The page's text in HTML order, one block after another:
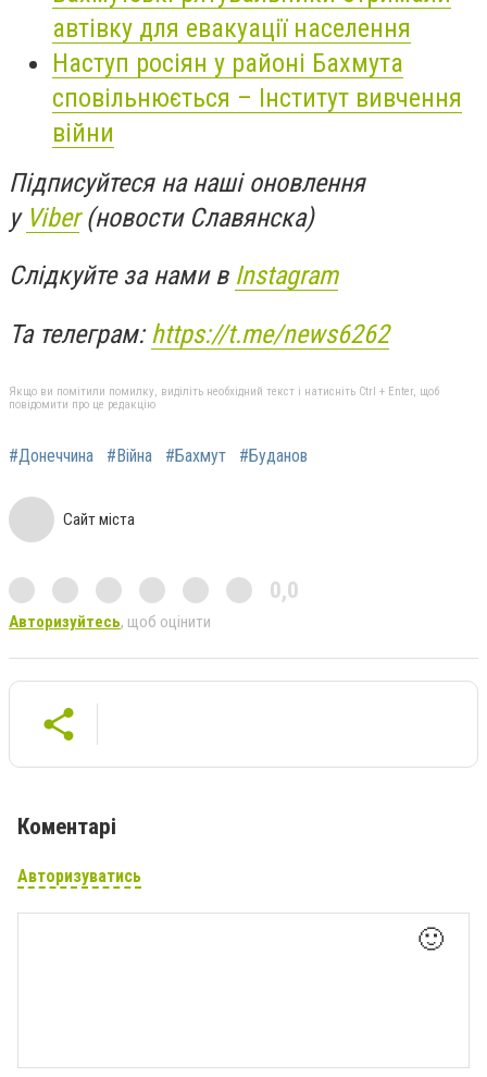
автівку для евакуації населення
Наступ росіян у районі Бахмута
сповільнюється – Інститут вивчення
війни
Підписуйтеся на наші оновлення
у Viber(новости Славянска)
Слідкуйте за нами в Instagram
Та телеграм:https://t.me/news6262
Якщо ви помітили помилку, виділіть необхідний текст і натисніть Ctrl + Enter, щоб
повідомити про це редакцію
#Донеччина #Війна #Бахмут #Буданов
Сайт міста
0,0
Авторизуйтесь, щоб оцінити
Коментарі
Авторизуватись
🙂